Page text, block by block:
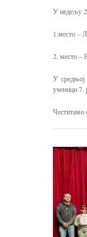
У недељу
1.место –
2. место –
У средњој
ученици 7.